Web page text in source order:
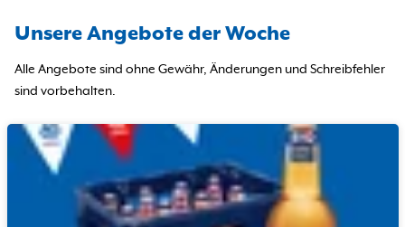
Unsere Angebote der Woche
Alle Angebote sind ohne Gewähr, Änderungen und Schreibfehler
sind vorbehalten.